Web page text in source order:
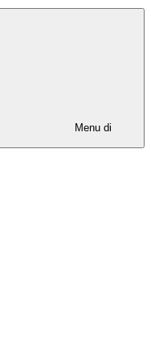
Menu di